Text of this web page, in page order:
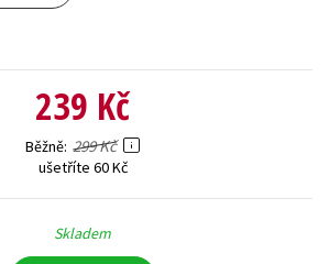
239 Kč
Běžně 299 Kč
ušetříte 60 Kč
Skladem